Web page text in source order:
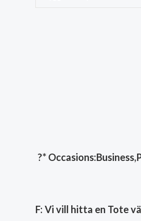
?*
F: Vi vill hitta en Tote